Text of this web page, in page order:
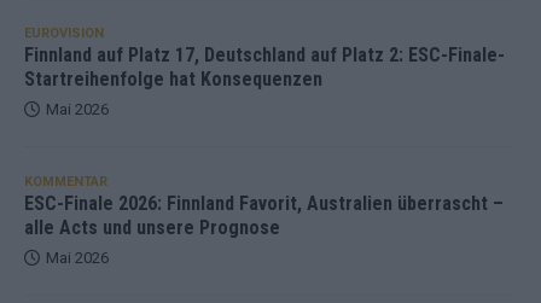
EUROVISION
Finnland auf Platz 17, Deutschland auf Platz 2: ESC-Finale-
Startreihenfolge hat Konsequenzen
Mai 2026
KOMMENTAR
ESC-Finale 2026: Finnland Favorit, Australien überrascht –
alle Acts und unsere Prognose
Mai 2026